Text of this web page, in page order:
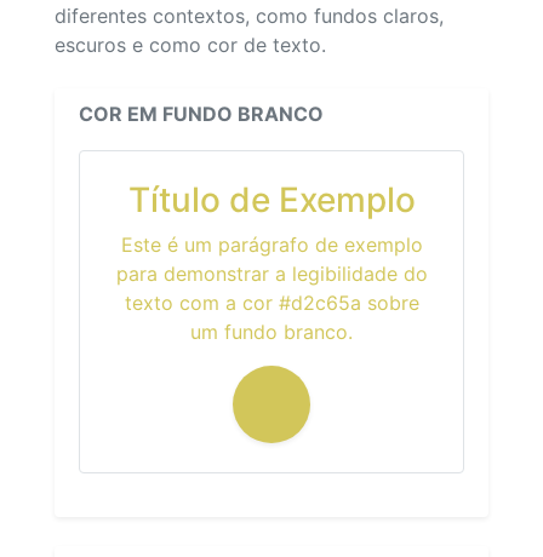
diferentes contextos, como fundos claros,
escuros e como cor de texto.
COR EM FUNDO BRANCO
Título de Exemplo
Este é um parágrafo de exemplo
para demonstrar a legibilidade do
texto com a cor #d2c65a sobre
um fundo branco.